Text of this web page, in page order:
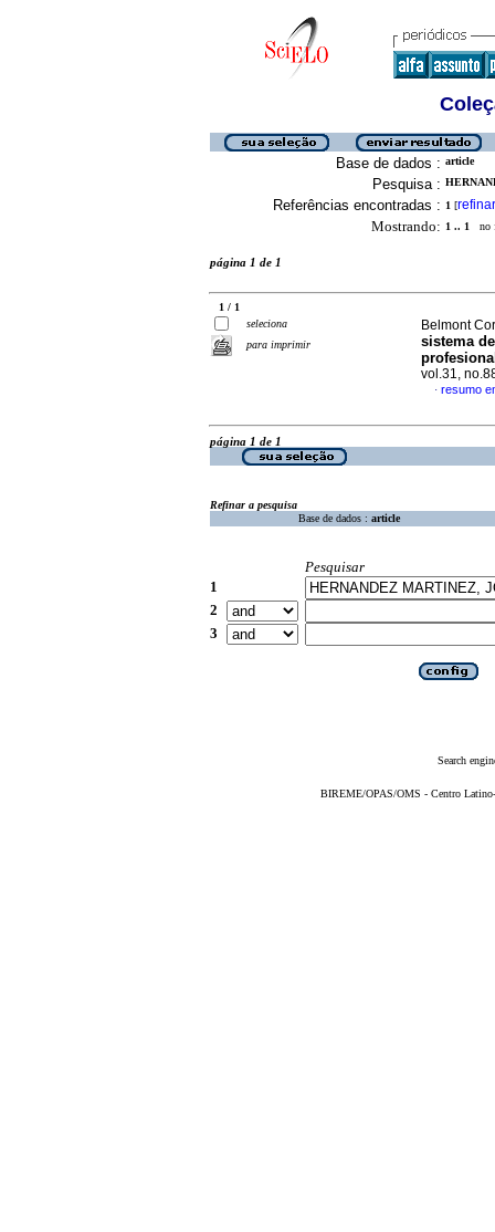
Base de dados : article
Pesquisa :
Referências encontradas : 1 [refinar
Mostrando: 1 .. 1 no
página 1 de 1
1 / 1
seleciona
para imprimir
Belmont
sistema
vol.31,
· resumo
página 1 de 1
Refinar a pesquisa
Base de dados : article
Pesquisar
1
2
3
Search
BIREME/OPAS/OMS - Centro Latino-